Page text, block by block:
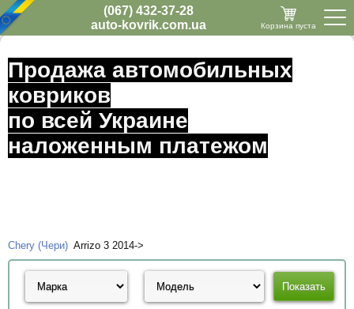
(067) 432-37-28
auto-kovrik.com.ua
Корзина пуста
Продажа автомобильных
ковриков
по всей Украине
наложенным платежом
Chery (Чери) Arrizo 3 2014->